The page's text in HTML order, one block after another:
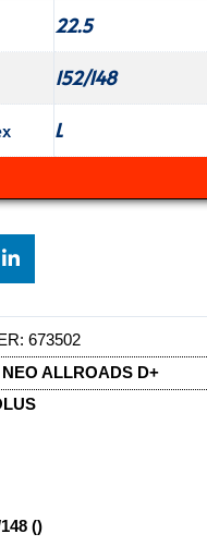
22.5
152/148
L
673502
NEO ALLROADS D+
()